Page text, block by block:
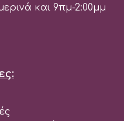
και 9πμ-2:00μμ